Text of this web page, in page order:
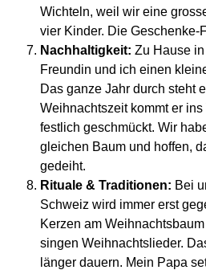
Wichteln, weil wir eine
vier Kinder. Die Geschenke-
Nachhaltigkeit: Zu Hause
Freundin und ich einen
Das ganze Jahr durch steht
Weihnachtszeit kommt er
festlich geschmückt. Wir
gleichen Baum und hoffen,
gedeiht.
Rituale & Traditionen: Bei
Schweiz wird immer erst
Kerzen am
singen Weihnachtslieder.
länger dauern. Mein Papa